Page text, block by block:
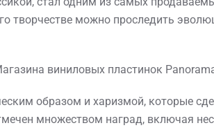
творчестве можно проследить
виниловых пластинок
образом и харизмой, которые
множеством наград, включая